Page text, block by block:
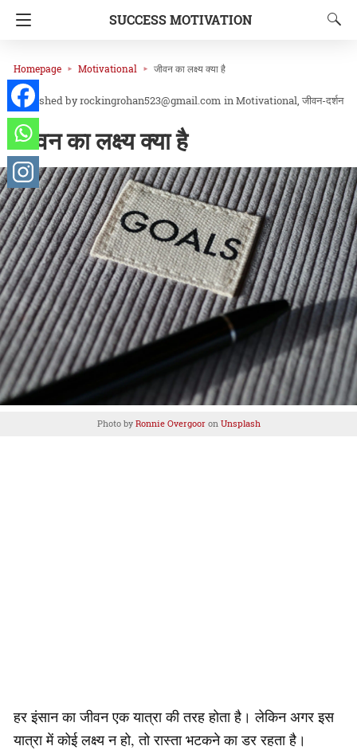
SUCCESS MOTIVATION
Homepage Motivational जीवन का लक्ष्य क्या है
rockingrohan523@gmail.com inMotivational जीवन-दर्शन
जीवन का लक्ष्य क्या है
Photo by Ronnie Overgooron Unsplash
हर इंसान का जीवन एक यात्रा की तरह होता है। लेकिन अगर इस
यात्रा में कोई लक्ष्य न हो, तो रास्ता भटकने का डर रहता है।